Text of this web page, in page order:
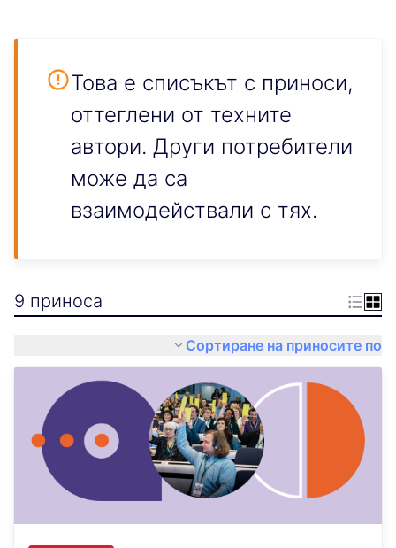
Това е списъкът с приноси,
оттеглени от техните
автори. Други потребители
може да са
взаимодействали с тях.
9 приноса
Сортиране на приносите по